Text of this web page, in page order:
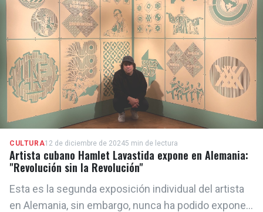
CULTURA12 de diciembre de 20245 min de lectura
Artista cubano Hamlet Lavastida expone en Alemania:
"Revolución sin la Revolución"
Esta es la segunda exposición individual del artista
en Alemania, sin embargo, nunca ha podido exponer